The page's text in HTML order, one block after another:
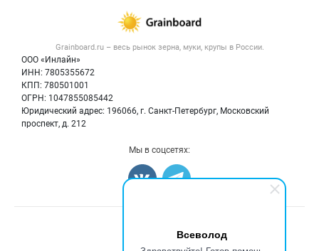
Всеволод
Grainboard.ru – весь рынок зерна, муки, крупы в России.
ООО «Инлайн»
ИНН: 7805355672
КПП: 780501001
ОГРН: 1047855085442
Юридический адрес: 196066, г. Санкт-Петербург, Московский
проспект, д. 212
Публичная оферта
Контактная информация
Политика обработки персональных данных
Новости рынка
Крупы
Мука
Мы в соцсетях: